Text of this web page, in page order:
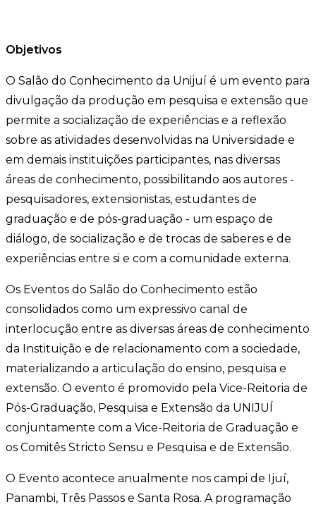
Objetivos
O Salão do Conhecimento da Unijuí é um evento para
divulgação da produção em pesquisa e extensão que
permite a socialização de experiências e a reflexão
sobre as atividades desenvolvidas na Universidade e
em demais instituições participantes, nas diversas
áreas de conhecimento, possibilitando aos autores -
pesquisadores, extensionistas, estudantes de
graduação e de pós-graduação - um espaço de
diálogo, de socialização e de trocas de saberes e de
experiências entre si e com a comunidade externa.
Os Eventos do Salão do Conhecimento estão
consolidados como um expressivo canal de
interlocução entre as diversas áreas de conhecimento
da Instituição e de relacionamento com a sociedade,
materializando a articulação do ensino, pesquisa e
extensão. O evento é promovido pela Vice-Reitoria de
Pós-Graduação, Pesquisa e Extensão da UNIJUÍ
conjuntamente com a Vice-Reitoria de Graduação e
os Comitês Stricto Sensu e Pesquisa e de Extensão.
O Evento acontece anualmente nos campi de Ijuí,
Panambi, Três Passos e Santa Rosa. A programação